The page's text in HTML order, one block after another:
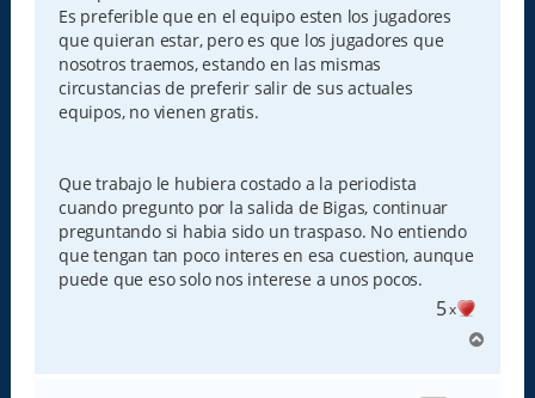
Es preferible que en el equipo esten los jugadores
que quieran estar, pero es que los jugadores que
nosotros traemos, estando en las mismas
circustancias de preferir salir de sus actuales
equipos, no vienen gratis.
Que trabajo le hubiera costado a la periodista
cuando pregunto por la salida de Bigas, continuar
preguntando si habia sido un traspaso. No entiendo
que tengan tan poco interes en esa cuestion, aunque
puede que eso solo nos interese a unos pocos.
5x
r